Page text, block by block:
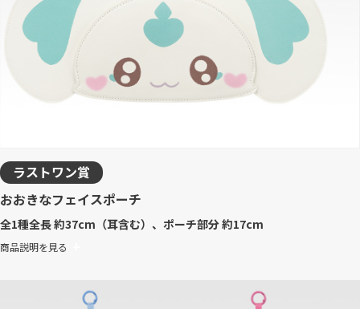
ラストワン賞
おおきなフェイスポーチ
全1種全長 約37cm（耳含む）、ポーチ部分 約17cm
商品説明を見る